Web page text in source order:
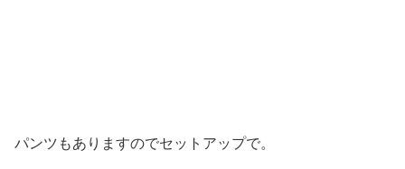
パンツもありますのでセットアップで。